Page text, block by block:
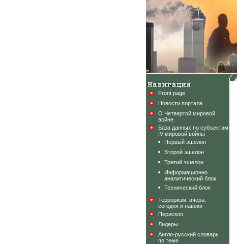
Front page
Новости портала
О Четвертой мировой
войне
База данных по субъектам
IV мировой войны
Первый эшелон
Второй эшелон
Третий эшелон
Информационно
аналитический блок
Технический блок
Терроризм: вчера,
сегодня и навеки
Перископ
Лидеры
Англо-русский словарь
по теме